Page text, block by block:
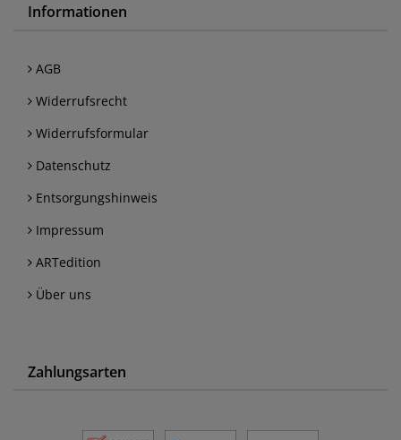
Informationen
AGB
Widerrufsrecht
Widerrufsformular
Datenschutz
Entsorgungshinweis
Impressum
ARTedition
Über uns
Zahlungsarten